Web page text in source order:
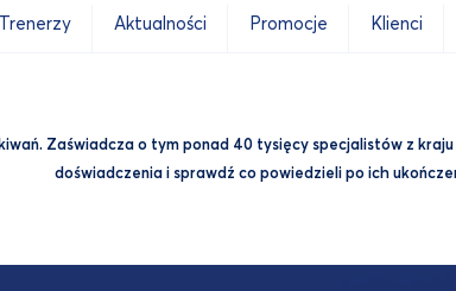
Trenerzy Aktualności Promocje Klienci
Zaświadcza o tym ponad 40 tysięcy specjalistów z
doświadczenia i sprawdź co powiedzieli po ich